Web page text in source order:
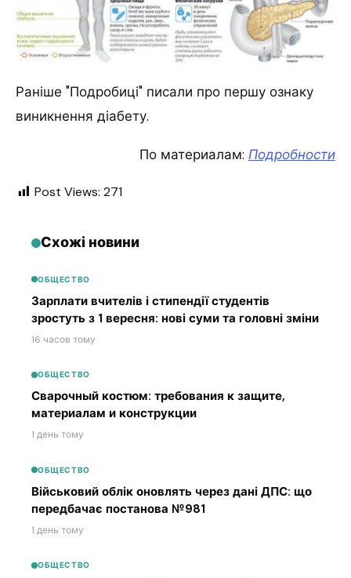
Раніше "Подробиці" писали про першу ознаку
виникнення діабету.
По материалам: Подробности
Post Views: 271
Схожі новини
ОБЩЕСТВО
Зарплати вчителів і стипендії студентів
зростуть з 1 вересня: нові суми та головні зміни
16 часов тому
ОБЩЕСТВО
Сварочный костюм: требования к защите,
материалам и конструкции
1 день тому
ОБЩЕСТВО
Військовий облік оновлять через дані ДПС: що
передбачає постанова №981
1 день тому
ОБЩЕСТВО